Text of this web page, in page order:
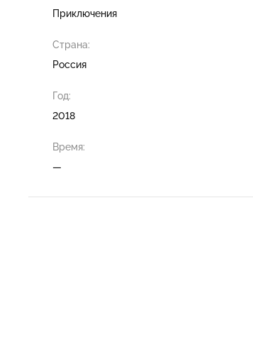
Приключения
Страна:
Россия
Год:
2018
Время:
—